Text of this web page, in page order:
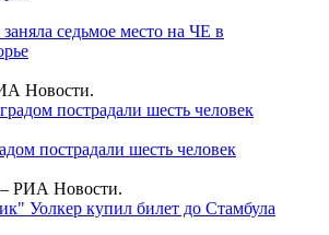
седьмое место на ЧЕ в
Новости.
пострадали шесть человек
РИА Новости.